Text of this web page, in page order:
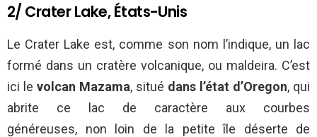
2/ Crater Lake, États-Unis
Le Crater Lake est, comme son nom l’indique, un lac
formé dans un cratère volcanique, ou maldeira. C’est
ici le volcan Mazama, situé dans l’état d’Oregon, qui
abrite ce lac de caractère aux courbes
généreuses, non loin de la petite île déserte de